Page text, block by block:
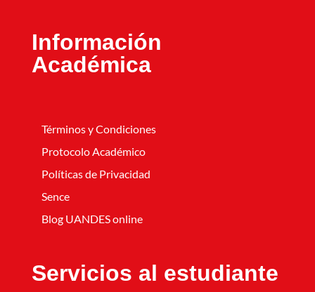
Información
Académica
Términos y Condiciones
Protocolo Académico
Políticas de Privacidad
Sence
Blog UANDES online
Servicios al estudiante